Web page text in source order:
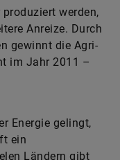
gewinnt die Agri-
im Jahr 2011 –
Energie gelingt,
Ländern gibt
um darauf
Genau hier setzt